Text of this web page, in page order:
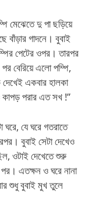
মেঝেতে দু পা ছড়িয়ে
বাঁড়ার গাদনে। বুবাই
পেটের ওপর। তারপর
বেরিয়ে এলো পম্পি,
একবার হালকা
কাপড় পরার এত সখ !”
যে ঘরে গতরাতে
বুবাই সেটা দেখেও
ওটাই দেখেতে শুরু
এতক্ষন ও ঘরে নানা
শুধু বুবাই মুখ তুলে